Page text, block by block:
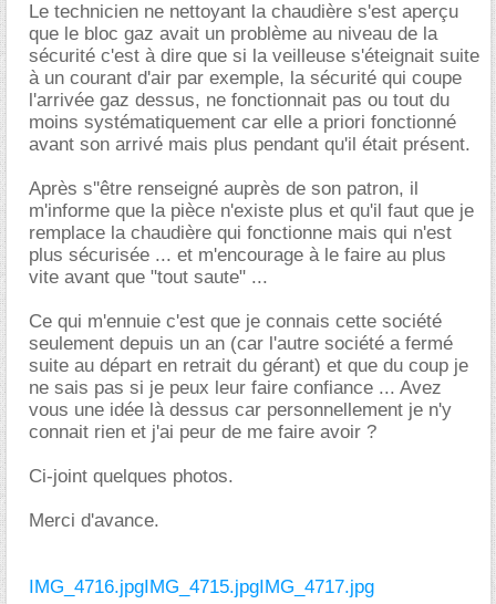
Le technicien ne nettoyant la chaudière s'est aperçu
que le bloc gaz avait un problème au niveau de la
sécurité c'est à dire que si la veilleuse s'éteignait suite
à un courant d'air par exemple, la sécurité qui coupe
l'arrivée gaz dessus, ne fonctionnait pas ou tout du
moins systématiquement car elle a priori fonctionné
avant son arrivé mais plus pendant qu'il était présent.
Après s''être renseigné auprès de son patron, il
m'informe que la pièce n'existe plus et qu'il faut que je
remplace la chaudière qui fonctionne mais qui n'est
plus sécurisée ... et m'encourage à le faire au plus
vite avant que "tout saute" ...
Ce qui m'ennuie c'est que je connais cette société
seulement depuis un an (car l'autre société a fermé
suite au départ en retrait du gérant) et que du coup je
ne sais pas si je peux leur faire confiance ... Avez
vous une idée là dessus car personnellement je n'y
connait rien et j'ai peur de me faire avoir ?
Ci-joint quelques photos.
Merci d'avance.
IMG_4716.jpgIMG_4715.jpgIMG_4717.jpg